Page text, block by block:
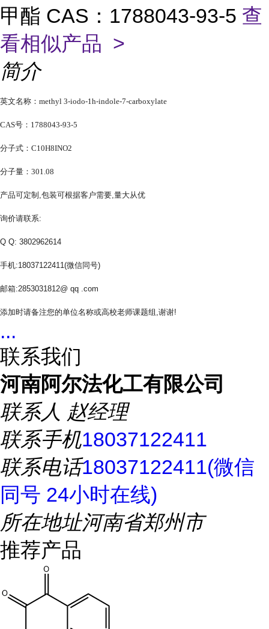
甲酯 CAS：1788043-93-5 查
看相似产品 >
简介
英文名称：methyl 3-iodo-1h-indole-7-carboxylate
CAS号：1788043-93-5
分子式：C10H8INO2
分子量：301.08
产品可定制,包装可根据客户需要,量大从优
询价请联系:
Q Q: 3802962614
手机:18037122411(微信同号)
邮箱:2853031812@ qq .com
添加时请备注您的单位名称或高校老师课题组,谢谢!
...
联系我们
河南阿尔法化工有限公司
联系人 赵经理
联系手机18037122411
联系电话18037122411(微信
同号 24小时在线)
所在地址河南省郑州市
推荐产品